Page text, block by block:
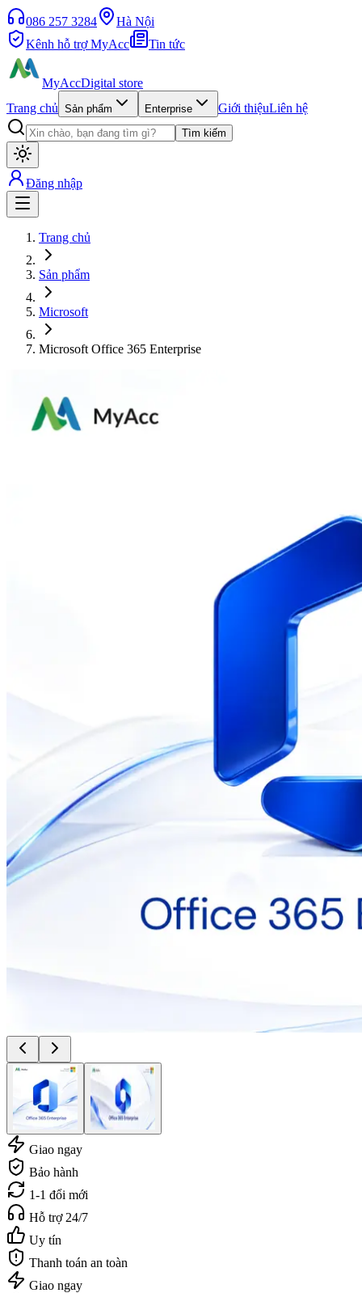
086 257 3284
Hà Nội
Kênh hỗ trợ MyAcc
Tin tức
MyAccDigital store
Trang chủ Sản phẩm Enterprise Giới thiệuLiên hệ
Tìm kiếm
Đăng nhập
Trang chủ
Sản phẩm
Microsoft
Microsoft Office 365 Enterprise
Giao ngay
Bảo hành
1-1 đổi mới
Hỗ trợ 24/7
Uy tín
Thanh toán an toàn
Giao ngay